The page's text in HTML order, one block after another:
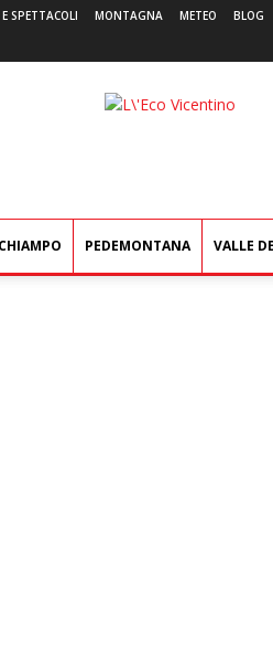
SPETTACOLI MONTAGNA METEO BLOG
L'Eco
PEDEMONTANA VALLE